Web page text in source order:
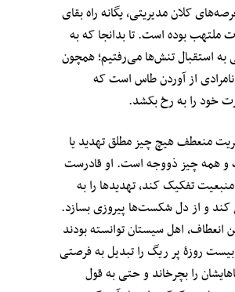
کلان مدیریتی، یگانه راه بقای
ملتهب بوده است. تا بدانجا که به
به استقبال تنش‌ها می‌رفتیم؛ همچون
از آوردن طاس است که
خود را به رخ بکشد.
منعطف هیچ چیز مطلق تهدید یا
همه چیز ذووجه است. او قادرست
تفکیک کند، تهدیدها را به
و از دل شکست‌ها پیروزی بسازد.
انعطاف، اهل سیستان توانسته بودند
روزۀ پر ریگ را تبدیل به فرصتی
را بچرخاند و حتی به قول